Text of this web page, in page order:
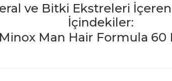
ve Bitki Ekstreleri İçeren
İçindekiler: